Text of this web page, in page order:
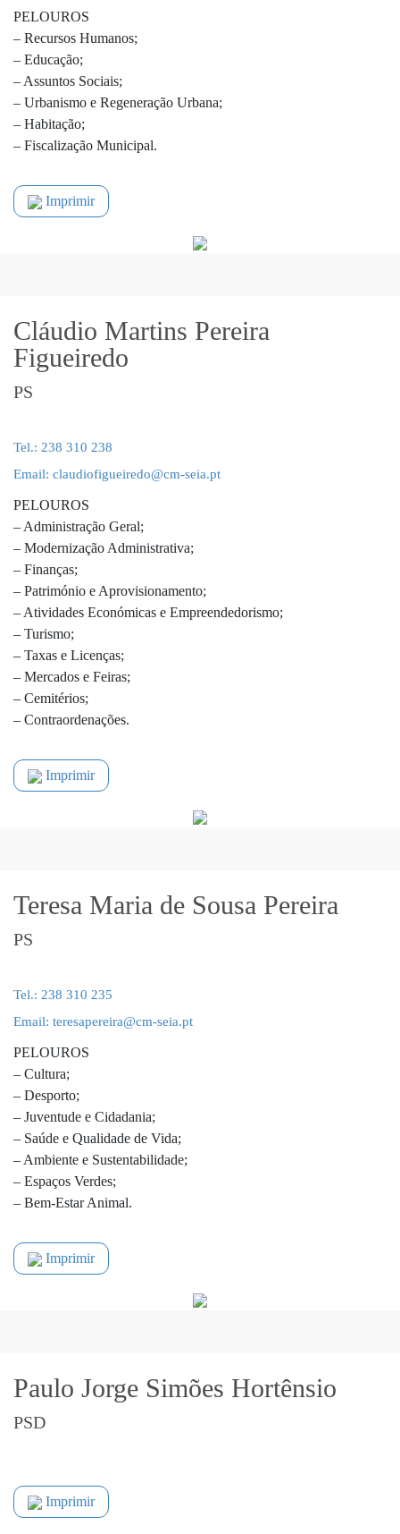
PELOUROS
– Recursos Humanos;
– Educação;
– Assuntos Sociais;
– Urbanismo e Regeneração Urbana;
– Habitação;
– Fiscalização Municipal.
Imprimir
Cláudio Martins Pereira
Figueiredo
PS
Tel.: 238 310 238
Email: claudiofigueiredo@cm-seia.pt
PELOUROS
– Administração Geral;
– Modernização Administrativa;
– Finanças;
– Património e Aprovisionamento;
– Atividades Económicas e Empreendedorismo;
– Turismo;
– Taxas e Licenças;
– Mercados e Feiras;
– Cemitérios;
– Contraordenações.
Imprimir
Teresa Maria de Sousa Pereira
PS
Tel.: 238 310 235
Email: teresapereira@cm-seia.pt
PELOUROS
– Cultura;
– Desporto;
– Juventude e Cidadania;
– Saúde e Qualidade de Vida;
– Ambiente e Sustentabilidade;
– Espaços Verdes;
– Bem-Estar Animal.
Imprimir
Paulo Jorge Simões Hortênsio
PSD
Imprimir